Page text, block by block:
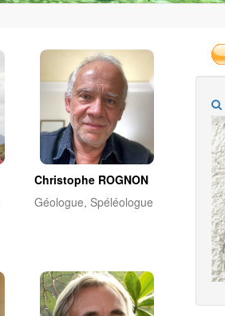
Christophe ROGNON
Géologue, Spéléologue